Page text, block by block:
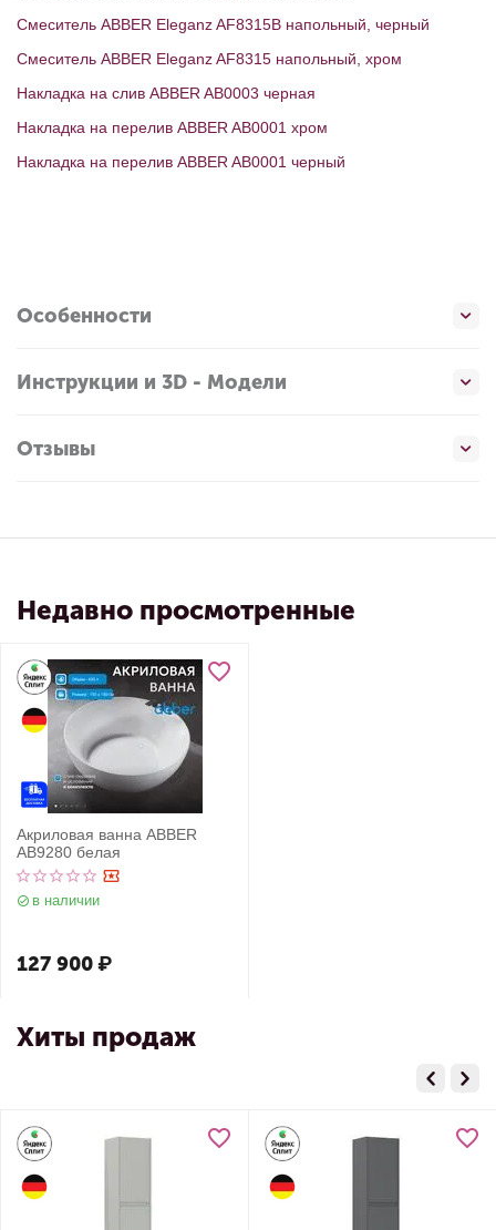
Смеситель ABBER Eleganz AF8315B напольный, черный
Смеситель ABBER Eleganz AF8315 напольный, хром
Накладка на слив ABBER AB0003 черная
Накладка на перелив ABBER AB0001 хром
Накладка на перелив ABBER AB0001 черный
Особенности
Инструкции и 3D - Модели
Отзывы
Недавно просмотренные
Акриловая ванна ABBER
AB9280 белая
в наличии
127 900₽
Хиты продаж